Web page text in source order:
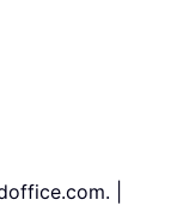
|